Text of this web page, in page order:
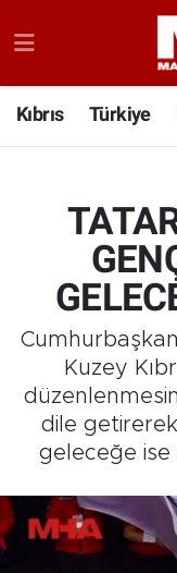
Kıbrıs Türkiye
Kuzey
dile
geleceğe ise